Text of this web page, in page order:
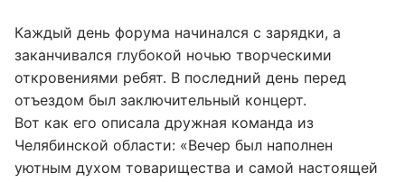
Каждый день форума начинался с зарядки, а
заканчивался глубокой ночью творческими
откровениями ребят. В последний день перед
отъездом был заключительный концерт.
Вот как его описала дружная команда из
Челябинской области: «Вечер был наполнен
уютным духом товарищества и самой настоящей